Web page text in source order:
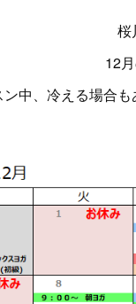
桜
12
ン中、冷える場合